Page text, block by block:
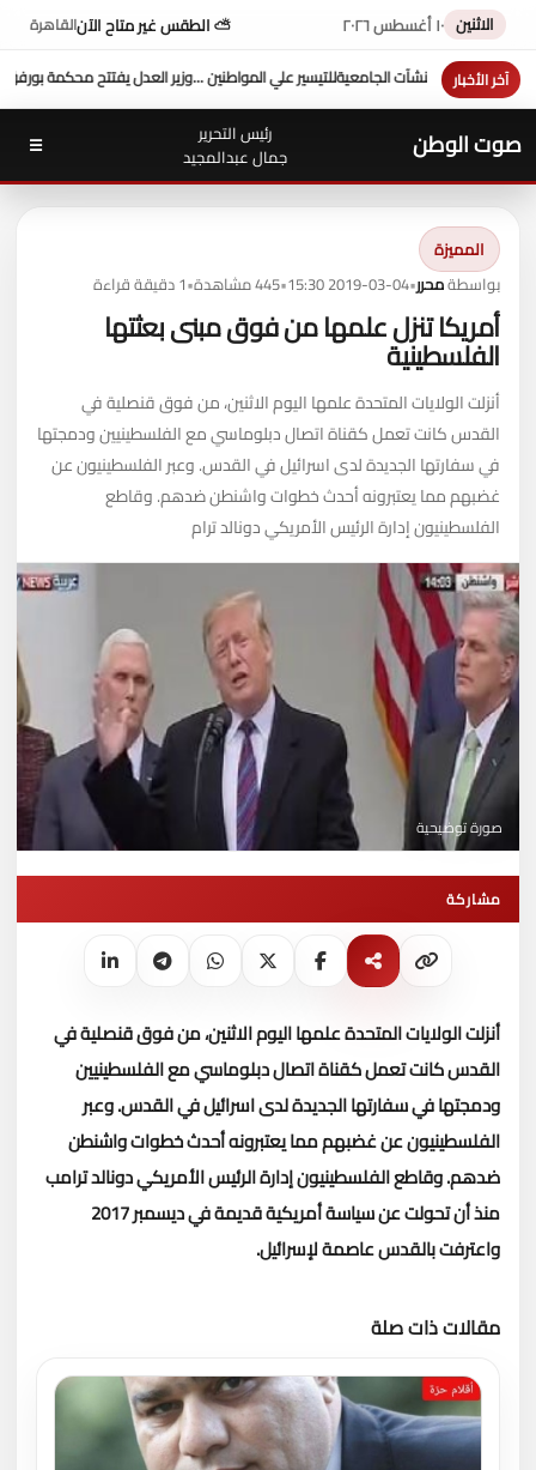
الاثنين ١٠ أغسطس ٢٠٢٦ ⛅ الطقس غير متاح الآنالقاهرة
آخر الأخبار
د. طه محمد أبو الشيخ يكتب : أداء وزارة...وزير العدل يفتتح محكمة بورفؤاد الجزئية
صوت الوطن
رئيس التحرير
جمال عبدالمجيد
☰
المميزة
بواسطةمحرر•
2019-03-04 15:30
•445 مشاهدة •1 دقيقة قراءة
أمريكا تنزل علمها من فوق مبنى بعثتها
الفلسطينية
أنزلت الولايات المتحدة علمها اليوم الاثنين، من فوق قنصلية في
القدس كانت تعمل كقناة اتصال دبلوماسي مع الفلسطينيين ودمجتها
في سفارتها الجديدة لدى اسرائيل في القدس. وعبر الفلسطينيون عن
غضبهم مما يعتبرونه أحدث خطوات واشنطن ضدهم. وقاطع
الفلسطينيون إدارة الرئيس الأمريكي دونالد ترام
صورة توضيحية
مشاركة
أنزلت الولايات المتحدة علمها اليوم الاثنين، من فوق قنصلية في
القدس كانت تعمل كقناة اتصال دبلوماسي مع الفلسطينيين
ودمجتها في سفارتها الجديدة لدى اسرائيل في القدس.وعبر
الفلسطينيون عن غضبهم مما يعتبرونه أحدث خطوات واشنطن
ضدهم.وقاطع الفلسطينيون إدارة الرئيس الأمريكي دونالد ترامب
منذ أن تحولت عن سياسة أمريكية قديمة في ديسمبر 2017
واعترفت بالقدس عاصمة لإسرائيل.
مقالات ذات صلة